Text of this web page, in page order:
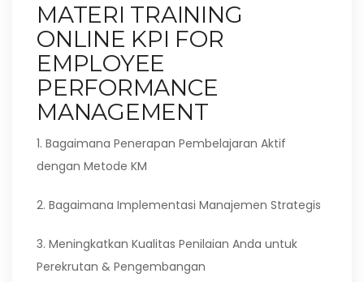
MATERI TRAINING
ONLINE KPI FOR
EMPLOYEE
PERFORMANCE
MANAGEMENT
1. Bagaimana Penerapan Pembelajaran Aktif
dengan Metode KM
2. Bagaimana Implementasi Manajemen Strategis
3. Meningkatkan Kualitas Penilaian Anda untuk
Perekrutan & Pengembangan